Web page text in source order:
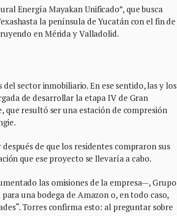
Energía Mayakan Unificado”, que busca
la península de Yucatán con el fin de
en Mérida y Valladolid.
sector inmobiliario. En ese sentido, las y los
de desarrollar la etapa IV de Gran
resultó ser una estación de compresión
de que los residentes compraron sus
que ese proyecto se llevaría a cabo.
las omisiones de la empresa—, Grupo
una bodega de Amazon o, en todo caso,
Torres confirma esto: al preguntar sobre